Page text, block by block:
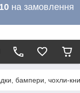
на замовлення
бампери, чохли-